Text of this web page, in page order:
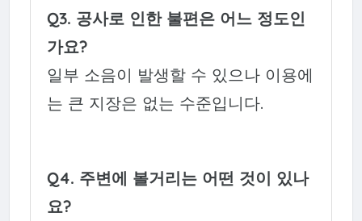
Q3. 공사로 인한 불편은 어느 정도인
가요?
일부 소음이 발생할 수 있으나 이용에
는 큰 지장은 없는 수준입니다.
Q4. 주변에 볼거리는 어떤 것이 있나
요?